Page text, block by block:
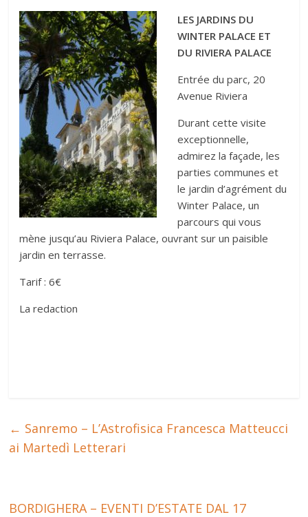
LES JARDINS DU
WINTER PALACE ET
DU RIVIERA PALACE
Entrée du parc, 20
Avenue Riviera
Durant cette visite
exceptionnelle,
admirez la façade, les
parties communes et
le jardin d’agrément du
Winter Palace, un
parcours qui vous
mène jusqu’au Riviera Palace, ouvrant sur un paisible
jardin en terrasse.
Tarif : 6€
La redaction
← Sanremo – L’Astrofisica Francesca Matteucci
ai Martedì Letterari
BORDIGHERA – EVENTI D’ESTATE DAL 17